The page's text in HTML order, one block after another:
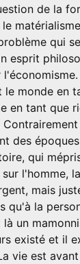
de la
qui
esprit
monde en
en tant que
des
qui
l'homme,
mais
qu'à la
un
existé et il
vie est